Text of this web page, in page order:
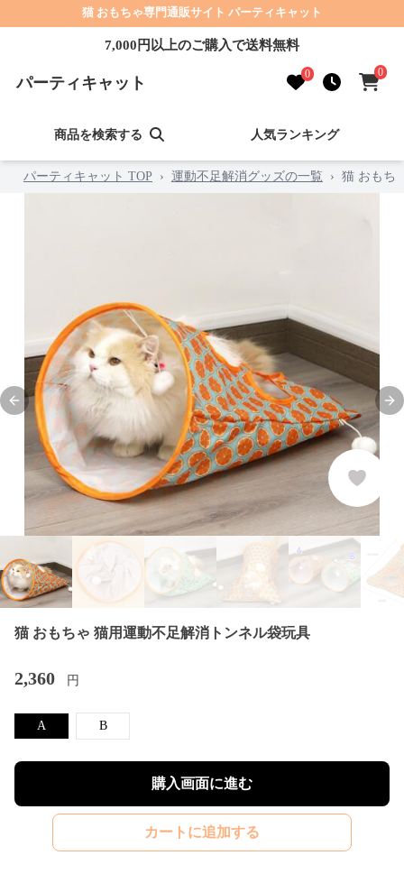
猫 おもちゃ専門通販サイト パーティキャット
7,000円以上のご購入で送料無料
パーティキャット 0 0
商品を検索する 人気ランキング
パーティキャット TOP › 運動不足解消グッズの一覧 › 猫 おもち
Previous slide
猫 おもちゃ 猫用運動不足解消トンネル袋玩具
2,360 円
A B
購入画面に進む
カートに追加する